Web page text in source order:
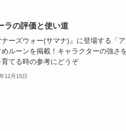
ラの評価と使い道
ナーズウォー(サマナ)』に登場する「
めルーンを掲載！キャラクターの強さ
育てる時の参考にどうぞ
12月15日